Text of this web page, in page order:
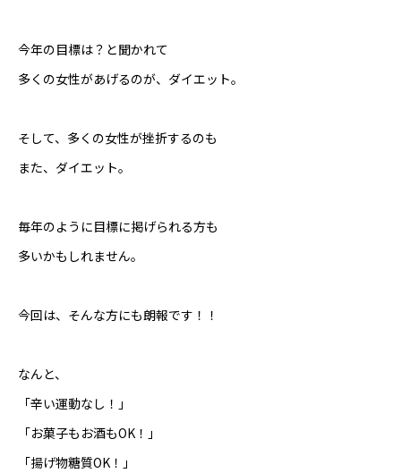
今年の目標は？と聞かれて
多くの女性があげるのが、ダイエット。
そして、多くの女性が挫折するのも
また、ダイエット。
毎年のように目標に掲げられる方も
多いかもしれません。
今回は、そんな方にも朗報です！！
なんと、
「辛い運動なし！」
「お菓子もお酒もOK！」
「揚げ物糖質OK！」